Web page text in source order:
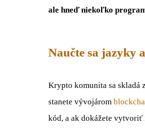
ale hneď niekoľko
Naučte sa jazyky
Krypto komunita sa skladá
stanete vývojárom
kód, a ak dokážete